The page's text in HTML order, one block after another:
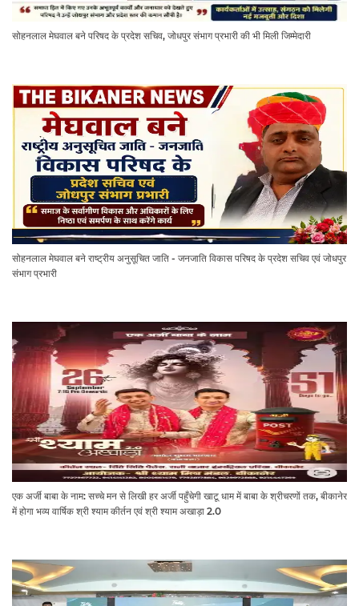
सोहनलाल मेघवाल बने परिषद के प्रदेश सचिव, जोधपुर संभाग प्रभारी की भी मिली जिम्मेदारी
सोहनलाल मेघवाल बने राष्ट्रीय अनुसूचित जाति - जनजाति विकास परिषद के प्रदेश सचिव एवं जोधपुर
संभाग प्रभारी
एक अर्जी बाबा के नाम: सच्चे मन से लिखी हर अर्जी पहुँचेगी खाटू धाम में बाबा के श्रीचरणों तक, बीकानेर
में होगा भव्य वार्षिक श्री श्याम कीर्तन एवं श्री श्याम अखाड़ा 2.0